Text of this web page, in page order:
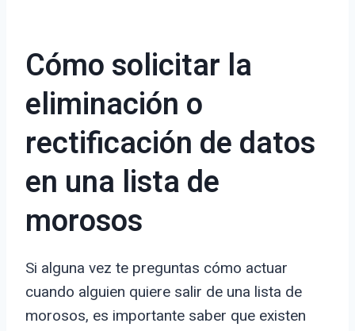
Cómo solicitar la
eliminación o
rectificación de datos
en una lista de
morosos
Si alguna vez te preguntas cómo actuar
cuando alguien quiere salir de una lista de
morosos, es importante saber que existen